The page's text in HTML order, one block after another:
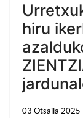
hiru
03 Otsaila 2025